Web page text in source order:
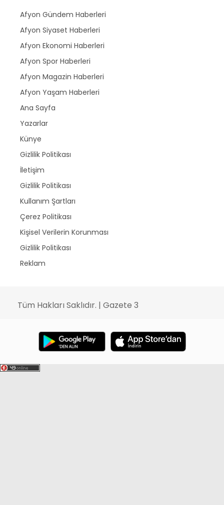
Afyon Gündem Haberleri
Afyon Siyaset Haberleri
Afyon Ekonomi Haberleri
Afyon Spor Haberleri
Afyon Magazin Haberleri
Afyon Yaşam Haberleri
Ana Sayfa
Yazarlar
Künye
Gizlilik Politikası
İletişim
Gizlilik Politikası
Kullanım Şartları
Çerez Politikası
Kişisel Verilerin Korunması
Gizlilik Politikası
Reklam
Tüm Hakları Saklıdır. | Gazete 3